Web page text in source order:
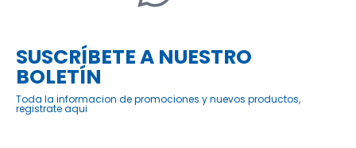
SUSCRÍBETE A NUESTRO
BOLETÍN
Toda la informacion de promociones y nuevos productos,
registrate aqui